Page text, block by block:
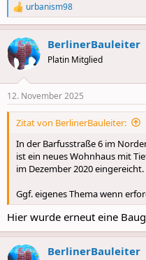
R
e
a
c
t
i
s
:
urbanism98
BerlinerBauleiter
Platin Mitglied
12. November 2025
Zitat von BerlinerBauleiter:
In der Barfusstraße 6 im
ist ein neues Wohnhaus mit
im Dezember 2020 eingereicht.
Ggf. eigenes Thema wenn
Hier wurde erneut eine
BerlinerBauleiter